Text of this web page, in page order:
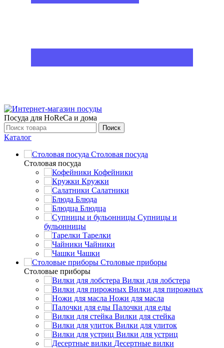
Посуда для HoReCa и дома
Поиск
Каталог
Столовая посуда
Столовая посуда
Кофейники
Кружки
Салатники
Блюда
Блюдца
Супницы и
бульонницы
Тарелки
Чайники
Чашки
Cтоловые приборы
Cтоловые приборы
Вилки для лобстера
Вилки для пирожных
Ножи для масла
Палочки для еды
Вилки для стейка
Вилки для улиток
Вилки для устриц
Десертные вилки